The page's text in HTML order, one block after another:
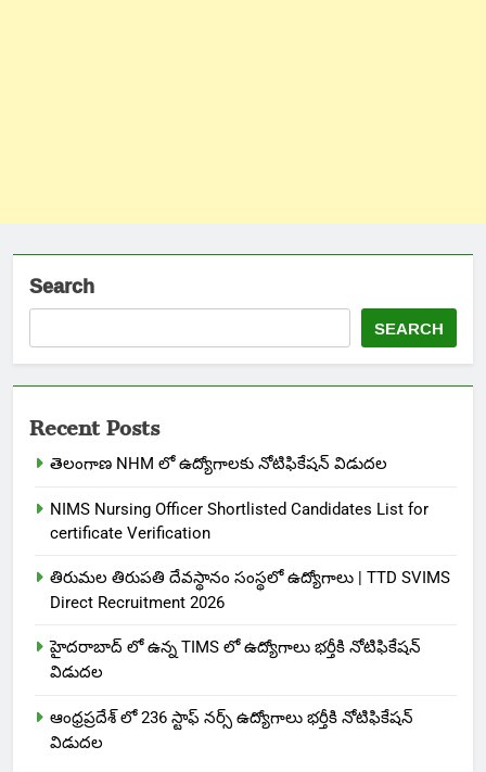
Search
SEARCH
Recent Posts
తెలంగాణ NHM లో ఉద్యోగాలకు నోటిఫికేషన్ విడుదల
NIMS Nursing Officer Shortlisted Candidates List for
certificate Verification
తిరుమల తిరుపతి దేవస్థానం సంస్థలో ఉద్యోగాలు | TTD SVIMS
Direct Recruitment 2026
హైదరాబాద్ లో ఉన్న TIMS లో ఉద్యోగాలు భర్తీకి నోటిఫికేషన్
విడుదల
ఆంధ్రప్రదేశ్ లో 236 స్టాఫ్ నర్స్ ఉద్యోగాలు భర్తీకి నోటిఫికేషన్
విడుదల